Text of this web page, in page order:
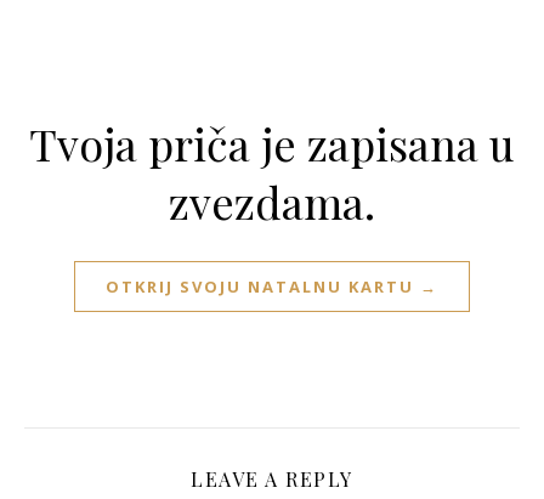
Tvoja priča je zapisana u
zvezdama.
OTKRIJ SVOJU NATALNU KARTU →
LEAVE A REPLY